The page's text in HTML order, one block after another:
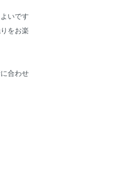
いです
をお楽
合わせ